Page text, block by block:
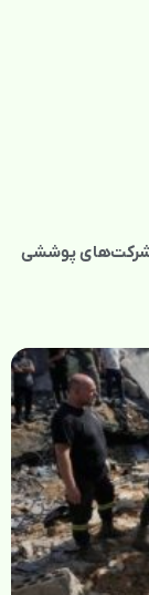
و شرکت‌های پوششی